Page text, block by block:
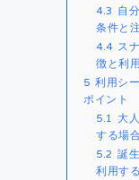
4.3 自
条件と
4.4 ス
徴と利
5 利用シ
ポイント
5.1 大
する場合
5.2 誕
利用す